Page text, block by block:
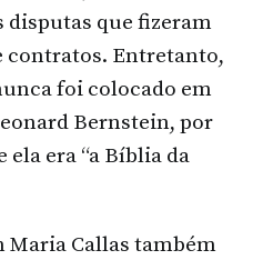
disputas que fizeram
contratos. Entretanto,
foi colocado em
Bernstein, por
era “a Bíblia da
Maria Callas também